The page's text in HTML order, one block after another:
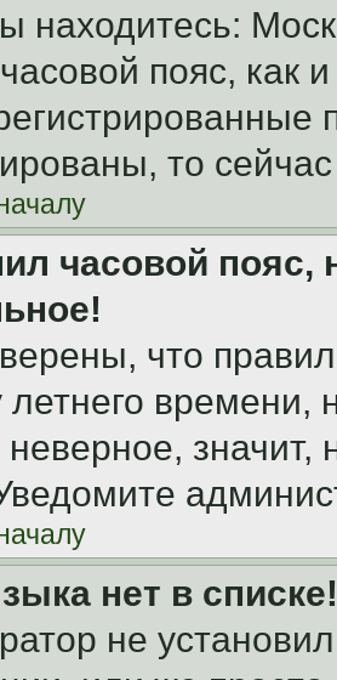
находитесь:
пояс, как
то
часовой пояс,
что
летнего
значит,
нет в списке!
не